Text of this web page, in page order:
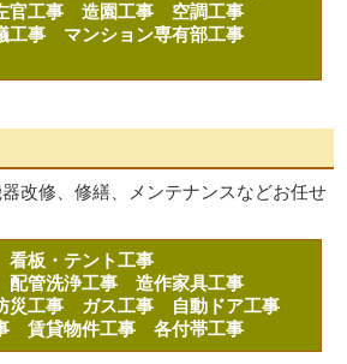
官工事造園工事 空調工事
工事 マンション専有部工事
改修、修繕、メンテナンスなどお任せ
看板・テント工事
配管洗浄工事造作家具工事
災工事 ガス工事
自動ドア工事
事賃貸物件工事各付帯工事